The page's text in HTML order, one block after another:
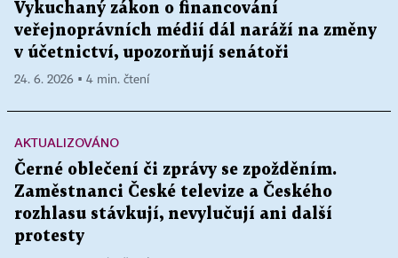
Vykuchaný zákon o financování
veřejnoprávních médií dál naráží na změny
v účetnictví, upozorňují senátoři
24. 6. 2026 ▪ 4 min. čtení
AKTUALIZOVÁNO
Černé oblečení či zprávy se zpožděním.
Zaměstnanci České televize a Českého
rozhlasu stávkují, nevylučují ani další
protesty